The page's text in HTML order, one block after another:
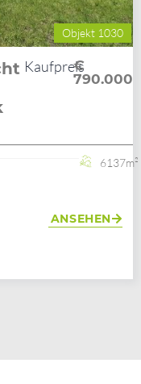
Objekt 1030
Kaufpreis
€
790.000
6137m²
ANSEHEN